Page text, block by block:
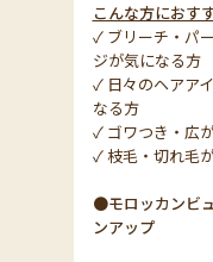
こんな方におす
✓ ブリーチ・パ
ジが気になる方
✓ 日々のヘアア
なる方
✓ ゴワつき・広
✓ 枝毛・切れ毛
●モロッカンビ
ンアップ